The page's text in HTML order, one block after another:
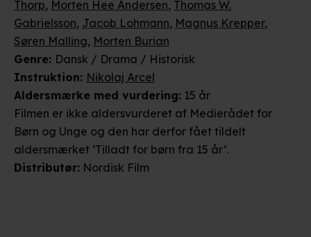
Thorp, Morten Hee Andersen, Thomas W.
Gabrielsson, Jacob Lohmann, Magnus Krepper,
Søren Malling, Morten Burian
Genre: Dansk / Drama / Historisk
Instruktion: Nikolaj Arcel
Aldersmærke med vurdering: 15 år
Filmen er ikke aldersvurderet af Medierådet for
Børn og Unge og den har derfor fået tildelt
aldersmærket ’Tilladt for børn fra 15 år’.
Distributør: Nordisk Film